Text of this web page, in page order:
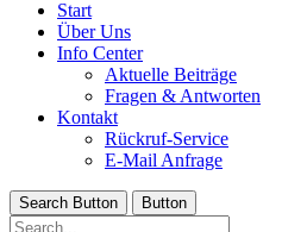
Start
Über Uns
Info Center
Aktuelle Beiträge
Fragen & Antworten
Kontakt
Rückruf-Service
E-Mail Anfrage
Search Button Button